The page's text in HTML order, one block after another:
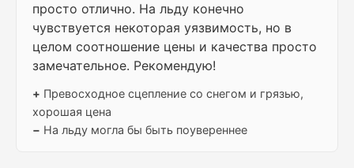
просто отлично. На льду конечно
чувствуется некоторая уязвимость, но в
целом соотношение цены и качества просто
замечательное. Рекомендую!
+ Превосходное сцепление со снегом и грязью,
хорошая цена
− На льду могла бы быть поувереннее